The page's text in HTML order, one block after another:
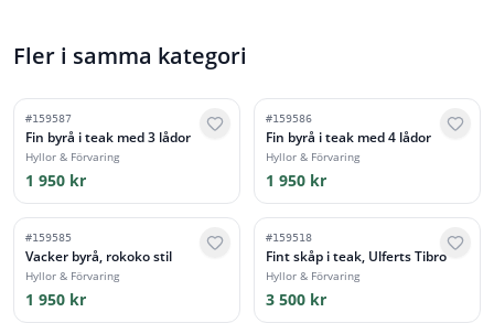
Fler i samma kategori
#159587
Fin byrå i teak med 3 lådor
Hyllor & Förvaring
1 950 kr
#159586
Fin byrå i teak med 4 lådor
Hyllor & Förvaring
1 950 kr
#159585
Vacker byrå, rokoko stil
Hyllor & Förvaring
1 950 kr
#159518
Fint skåp i teak, Ulferts Tibro
Hyllor & Förvaring
3 500 kr